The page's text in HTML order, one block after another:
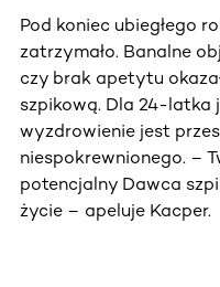
Pod koniec ubiegłego
zatrzymało. Banalne
czy brak apetytu
szpikową. Dla 24-latka
wyzdrowienie jest
niespokrewnionego. –
potencjalny Dawca
życie – apeluje Kacper.